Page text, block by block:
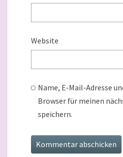
Website
Name, E-Mail-Adresse
Browser für meinen
speichern.